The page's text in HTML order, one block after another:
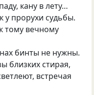
кану в лету…
у прорухи судьбы.
тому вечному
бинты не нужны.
близких стирая,
встречая